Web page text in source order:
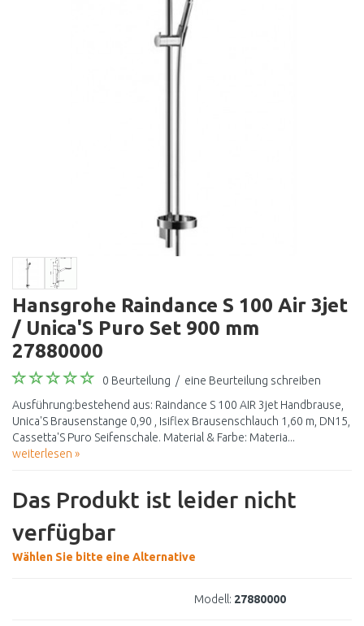
Hansgrohe Raindance S 100 Air 3jet
/ Unica'S Puro Set 900 mm
27880000
0 Beurteilung / eine Beurteilung schreiben
Ausführung:bestehend aus: Raindance S 100 AIR 3jet Handbrause,
Unica'S Brausenstange 0,90 , Isiflex Brausenschlauch 1,60 m, DN15,
Cassetta'S Puro Seifenschale. Material & Farbe: Materia...
weiterlesen »
Das Produkt ist leider nicht
verfügbar
Wählen Sie bitte eine Alternative
Modell: 27880000